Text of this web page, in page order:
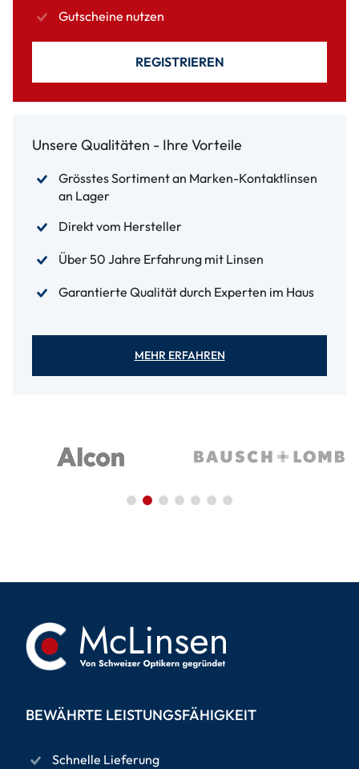
Gutscheine nutzen
REGISTRIEREN
Unsere Qualitäten - Ihre Vorteile
Grösstes Sortiment an Marken-Kontaktlinsen
an Lager
Direkt vom Hersteller
Über 50 Jahre Erfahrung mit Linsen
Garantierte Qualität durch Experten im Haus
MEHR ERFAHREN
BEWÄHRTE LEISTUNGSFÄHIGKEIT
Schnelle Lieferung